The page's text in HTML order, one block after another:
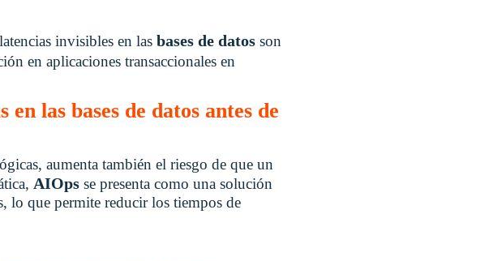
invisibles en las bases de datos son
en aplicaciones transaccionales en
las bases de datos antes de
aumenta también el riesgo de que un
AIOps se presenta como una solución
lo que permite reducir los tiempos de